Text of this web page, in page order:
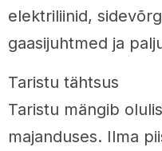
elektriliinid,
gaasijuhtmed ja
Taristu tähtsus
Taristu mängib
majanduses. Ilma